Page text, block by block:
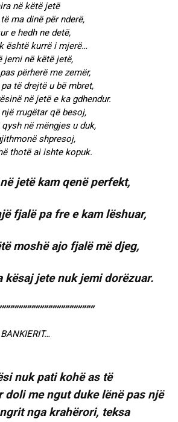
në këtë jetë
ma dinë për nderë,
e hedh ne detë,
është kurrë i mjerë…
jemi në këtë jetë,
përherë me zemër,
të drejtë u bë mbret,
në jetë e ka gdhendur.
rrugëtar që besoj,
në mëngjes u duk,
shpresoj,
thotë ai ishte kopuk.
jetë kam qenë perfekt,
fjalë pa fre e kam lëshuar,
moshë ajo fjalë më djeg,
kësaj jete nuk jemi dorëzuar.
nuk pati kohë as të
doli me ngut duke lënë pas një
nga krahërori, teksa